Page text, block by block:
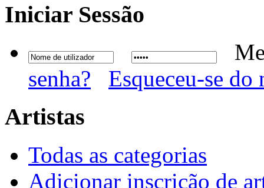
Iniciar Sessão
senha?
Esqueceu-se
Artistas
Todas as categorias
Adicionar inscrição de